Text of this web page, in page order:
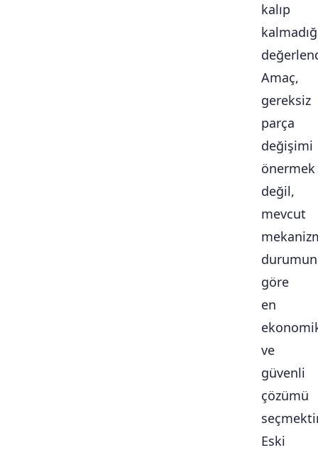
kalıp
Amaç,
gereksiz
parça
değişimi
önermek
değil,
mevcut
göre
en
ve
güvenli
çözümü
Eski